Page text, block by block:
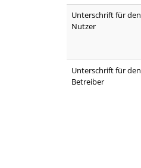
Unterschrift für den
Nutzer
Unterschrift für den
Betreiber